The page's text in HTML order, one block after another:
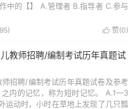
中的【】 A.管理者 B.指导者 C.参与
 赞(0)
教师招聘/编制考试历年真题试
招聘/编制考试历年真题试卷及参考
内的记忆，称为短时记忆。 A.1—3
运动时，小时在草地上发现了几只瓢